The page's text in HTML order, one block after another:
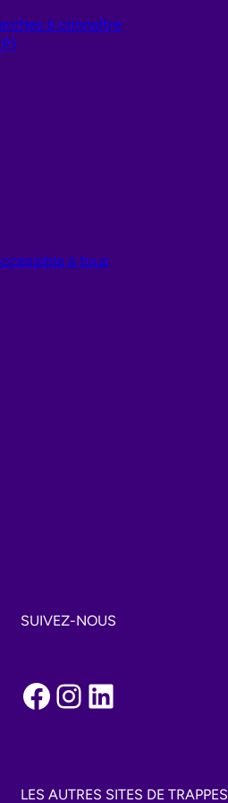
à connaître
à tous
SUIVEZ-NOUS
Facebook Instagram LinkedIn
LES AUTRES SITES DE TRAPPES